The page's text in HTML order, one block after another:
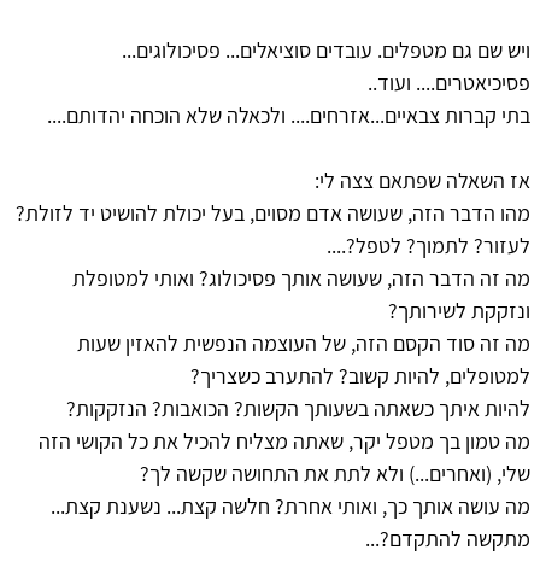
ויש שם גם מטפלים. עובדים סוציאלים... פסיכולוגים...
פסיכיאטרים.... ועוד..
בתי קברות צבאיים...אזרחים.... ולכאלה שלא הוכחה יהדותם....
אז השאלה שפתאם צצה לי:
מהו הדבר הזה, שעושה אדם מסוים, בעל יכולת להושיט יד לזולת?
לעזור? לתמוך? לטפל?....
מה זה הדבר הזה, שעושה אותך פסיכולוג? ואותי למטופלת
ונזקקת לשירותך?
מה זה סוד הקסם הזה, של העוצמה הנפשית להאזין שעות
למטופלים, להיות קשוב? להתערב כשצריך?
להיות איתך כשאתה בשעותך הקשות? הכואבות? הנזקקות?
מה טמון בך מטפל יקר, שאתה מצליח להכיל את כל הקושי הזה
שלי, (ואחרים...) ולא לתת את התחושה שקשה לך?
מה עושה אותך כך, ואותי אחרת? חלשה קצת... נשענת קצת...
מתקשה להתקדם?...